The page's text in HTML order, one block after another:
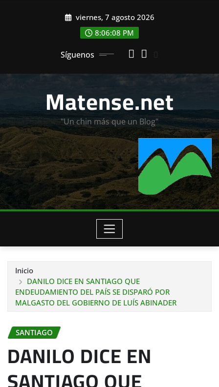
viernes, 7 agosto 2026
8:06:10 PM
Síguenos
Matense.net
"Un chin más que un Blog"
Inicio
DANILO DICE EN SANTIAGO QUE
ENDEUDAMIENTO DEL PAÍS SE DISPARÓ POR
MALGASTO DEL GOBIERNO DE LUÍS ABINADER
SANTIAGO
DANILO DICE EN